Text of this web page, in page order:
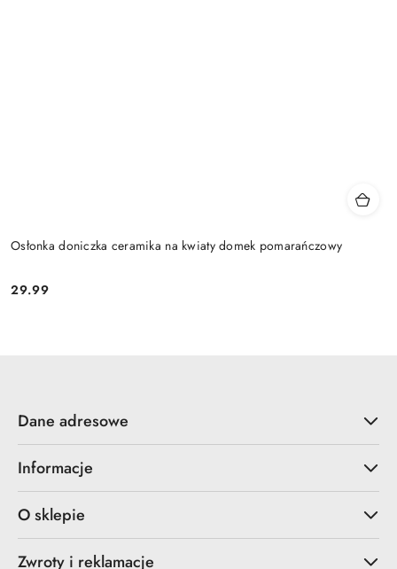
Osłonka doniczka ceramika na kwiaty domek pomarańczowy
Cena:
29.99
Dane adresowe
Informacje
O sklepie
Zwroty i reklamacje